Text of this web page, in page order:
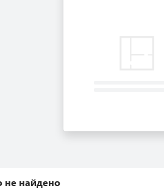
не найдено